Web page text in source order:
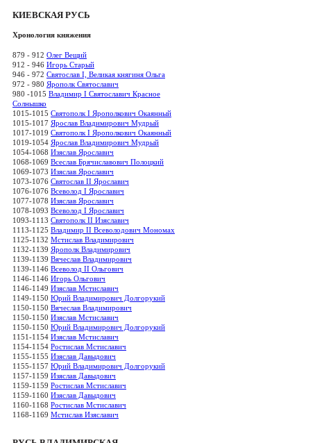
КИЕВСКАЯ РУСЬ
Хронология княжения
879 - 912 Олег Вещий
912 - 946 Игорь Старый
946 - 972 Святослав I, Великая княгиня Ольга
972 - 980 Ярополк Святославич
980 -1015 Владимир I Святославич Красное
Солнышко
1015-1015 Святополк I Ярополкович Окаянный
1015-1017 Ярослав Владимирович Мудрый
1017-1019 Святополк I Ярополкович Окаянный
1019-1054 Ярослав Владимирович Мудрый
1054-1068 Изяслав Ярославич
1068-1069 Всеслав Брячиславович Полоцкий
1069-1073 Изяслав Ярославич
1073-1076 Святослав II Ярославич
1076-1076 Всеволод I Ярославич
1077-1078 Изяслав Ярославич
1078-1093 Всеволод I Ярославич
1093-1113 Святополк II Изяславич
1113-1125 Владимир II Всеволодович Мономах
1125-1132 Мстислав Владимирович
1132-1139 Ярополк Владимирович
1139-1139 Вячеслав Владимирович
1139-1146 Всеволод II Ольгович
1146-1146 Игорь Ольгович
1146-1149 Изяслав Мстиславич
1149-1150 Юрий Владимирович Долгорукий
1150-1150 Вячеслав Владимирович
1150-1150 Изяслав Мстиславич
1150-1150 Юрий Владимирович Долгорукий
1151-1154 Изяслав Мстиславич
1154-1154 Ростислав Мстиславич
1155-1155 Изяслав Давыдович
1155-1157 Юрий Владимирович Долгорукий
1157-1159 Изяслав Давыдович
1159-1159 Ростислав Мстиславич
1159-1160 Изяслав Давыдович
1160-1168 Ростислав Мстиславич
1168-1169 Мстислав Изяславич